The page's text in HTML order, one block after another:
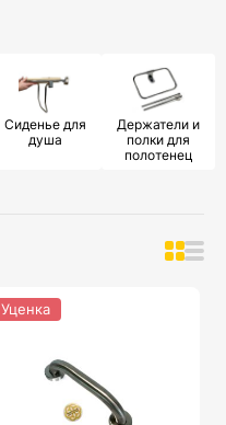
Сиденье для
душа
Держатели и
полки для
полотенец
Уценка